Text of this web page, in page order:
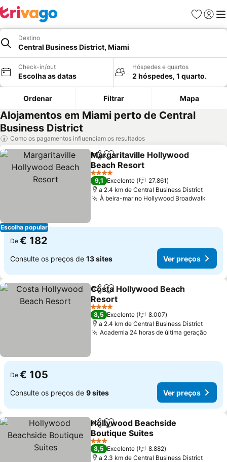
Favoritos
Iniciar
Destino
Central Business District, Miami
Check-in/out
Escolha as datas
Hóspedes e quartos
2 hóspedes, 1 quarto.
Ordenar Filtrar Mapa
Alojamentos em Miami perto de Central
Business District
Como os pagamentos influenciam os resultados
Escolha popular
PartilharAdicionar aos favoritos
Margaritaville Hollywood
Beach Resort
Ver preços
4 Estrelas
9,1 Excelente
27.861
a 2.4 km de Central Business District
À beira-mar no Hollywood Broadwalk
De € 182
Consulte os preços de 13 sites Ver preços
PartilharAdicionar aos favoritos
Costa Hollywood Beach
Resort
Ver preços
4 Estrelas
8,5 Excelente
8.007
a 2.4 km de Central Business District
Academia 24 horas de última geraçãoVer
De € 105
Consulte os preços de 9 sites Ver preços
PartilharAdicionar aos favoritos
Hollywood Beachside
Boutique Suites
Ver preços
3 Estrelas
8,5 Excelente
8.882
a 2.3 km de Central Business District